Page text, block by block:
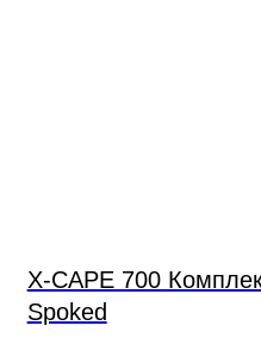
X-CAPE 700
Spoked